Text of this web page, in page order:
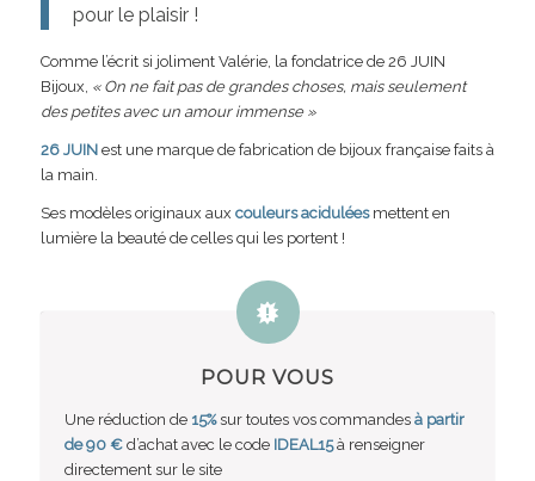
pour le plaisir !
Comme l’écrit si joliment Valérie, la fondatrice de 26 JUIN
Bijoux, « On ne fait pas de grandes choses, mais seulement
des petites avec un amour immense »
26 JUINest une marque de fabrication de bijoux française faits à
la main.
Ses modèles originaux aux couleurs aciduléesmettent en
lumière la beauté de celles qui les portent !
POUR VOUS
Une réduction de 15%sur toutes vos commandes à partir
de 90 €d’achat avec le code IDEAL15à renseigner
directement sur le site